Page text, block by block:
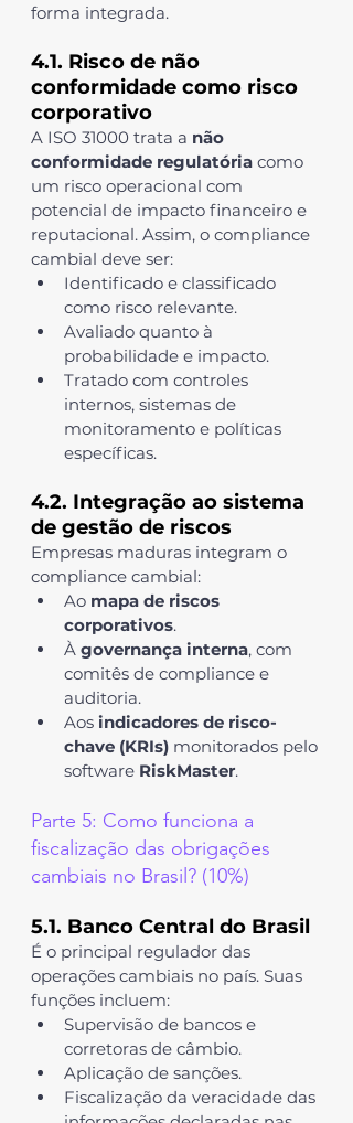
forma integrada.
4.1. Risco de não
conformidade como risco
corporativo
A ISO 31000 trata a não
conformidade regulatória como
um risco operacional com
potencial de impacto financeiro e
reputacional. Assim, o compliance
cambial deve ser:
Identificado e classificado
como risco relevante.
Avaliado quanto à
probabilidade e impacto.
Tratado com controles
internos, sistemas de
monitoramento e políticas
específicas.
4.2. Integração ao sistema
de gestão de riscos
Empresas maduras integram o
compliance cambial:
Ao mapa de riscos
corporativos.
À governança interna, com
comitês de compliance e
auditoria.
Aos indicadores de risco-
chave (KRIs) monitorados pelo
software RiskMaster.
Parte 5: Como funciona a
fiscalização das obrigações
cambiais no Brasil? (10%)
5.1. Banco Central do Brasil
É o principal regulador das
operações cambiais no país. Suas
funções incluem:
Supervisão de bancos e
corretoras de câmbio.
Aplicação de sanções.
Fiscalização da veracidade das